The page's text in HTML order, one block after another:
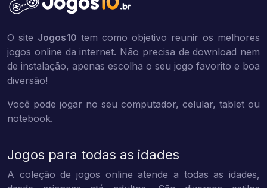
O site Jogos10 tem como objetivo reunir os melhores
jogos online da internet. Não precisa de download nem
de instalação, apenas escolha o seu jogo favorito e boa
diversão!
Você pode jogar no seu computador, celular, tablet ou
notebook.
Jogos para todas as idades
A coleção de jogos online atende a todas as idades,